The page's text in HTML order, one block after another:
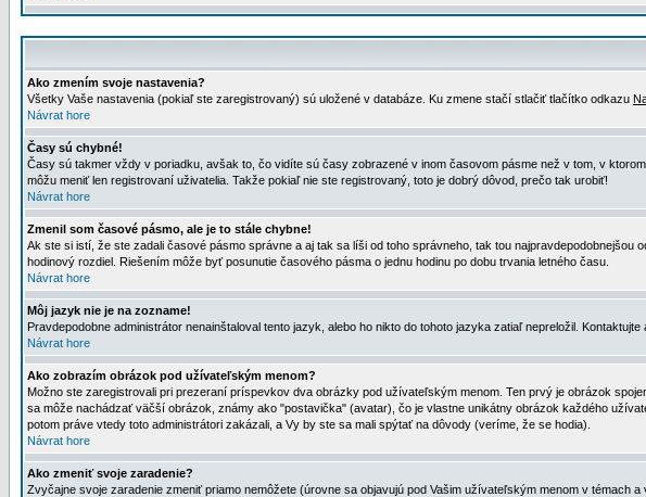
Ako zmením svoje nastavenia?
Všetky Vaše nastavenia (pokiaľ ste zaregistrovaný) sú uložené v databáze. Ku zmene stačí stlačiť tlačítko odkazu
Návrat hore
Časy sú chybné!
Časy sú takmer vždy v poriadku, avšak to, čo vidíte sú časy zobrazené v inom časovom pásme než v tom, v
môžu meniť len registrovaní uživatelia. Takže pokiaľ nie ste registrovaný, toto je dobrý dôvod, prečo tak urobiť!
Návrat hore
Zmenil som časové pásmo, ale je to stále chybne!
Ak ste si istí, že ste zadali časové pásmo správne a aj tak sa líši od toho správneho, tak tou
hodinový rozdiel. Riešením môže byť posunutie časového pásma o jednu hodinu po dobu trvania letného času.
Návrat hore
Môj jazyk nie je na zozname!
Pravdepodobne administrátor nenainštaloval tento jazyk, alebo ho nikto do tohoto jazyka zatiaľ nepreložil.
Návrat hore
Ako zobrazím obrázok pod užívateľským menom?
Možno ste zaregistrovali pri prezeraní príspevkov dva obrázky pod užívateľským menom. Ten prvý je obrázok
sa môže nachádzať väčší obrázok, známy ako "postavička" (avatar), čo je vlastne unikátny obrázok každého
potom práve vtedy toto administrátori zakázali, a Vy by ste sa mali spýtať na dôvody (veríme, že se hodia).
Návrat hore
Ako zmeniť svoje zaradenie?
Zvyčajne svoje zaradenie zmeniť priamo nemôžete (úrovne sa objavujú pod Vašim užívateľským menom v